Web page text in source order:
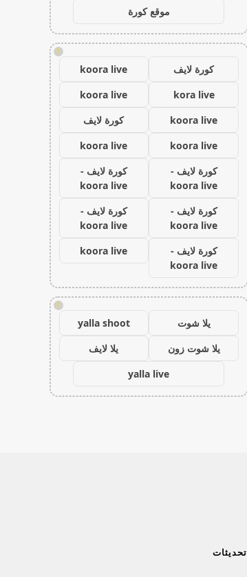
موقع كورة
!
كورة لايف
koora live
kora live
koora live
koora live
كورة لايف
koora live
koora live
كورة لايف -
koora live
كورة لايف -
koora live
كورة لايف -
koora live
كورة لايف -
koora live
كورة لايف -
koora live
koora live
!
يلا شوت
yalla shoot
يلا شوت زون
يلا لايف
yalla live
تحديثات